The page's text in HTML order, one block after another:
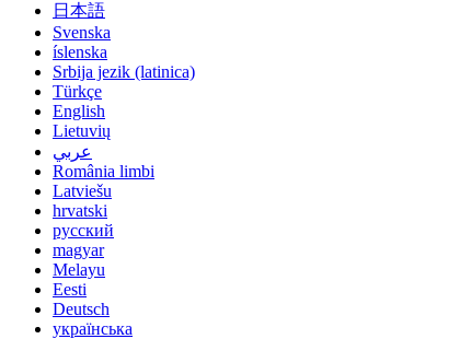
日本語
Svenska
íslenska
Srbija jezik (latinica)
Türkçe
English
Lietuvių
عربي
România limbi
Latviešu
hrvatski
русский
magyar
Melayu
Eesti
Deutsch
українська